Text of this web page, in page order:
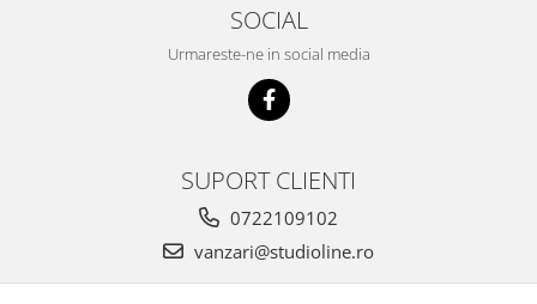
SOCIAL
Urmareste-ne in social media
SUPORT CLIENTI
0722109102
vanzari@studioline.ro